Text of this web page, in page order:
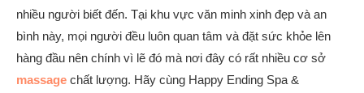
nhiều người biết đến. Tại khu vực văn minh xinh đẹp và an
bình này, mọi người đều luôn quan tâm và đặt sức khỏe lên
hàng đầu nên chính vì lẽ đó mà nơi đây có rất nhiều cơ sở
massage chất lượng. Hãy cùng Happy Ending Spa &